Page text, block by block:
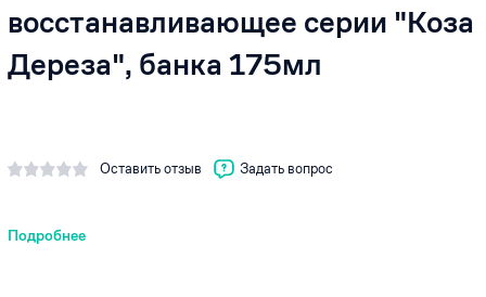
восстанавливающее серии "Коза
Дереза", банка 175мл
Оставить отзыв Задать вопрос
Подробнее